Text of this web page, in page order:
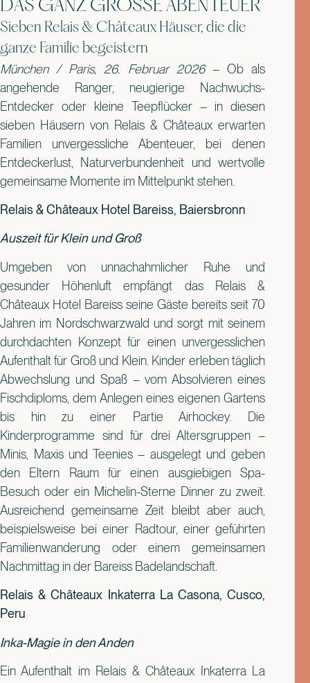
DAS GANZ GROSSE ABENTEUER
Sieben Relais & Châteaux Häuser, die die
ganze Familie begeistern
München / Paris, 26. Februar 2026 – Ob als
angehende Ranger, neugierige Nachwuchs-
Entdecker oder kleine Teepflücker – in diesen
sieben Häusern von Relais & Châteaux erwarten
Familien unvergessliche Abenteuer, bei denen
Entdeckerlust, Naturverbundenheit und wertvolle
gemeinsame Momente im Mittelpunkt stehen.
Relais & Châteaux Hotel Bareiss, Baiersbronn
Auszeit für Klein und Groß
Umgeben von unnachahmlicher Ruhe und
gesunder Höhenluft empfängt das Relais &
Châteaux Hotel Bareiss seine Gäste bereits seit 70
Jahren im Nordschwarzwald und sorgt mit seinem
durchdachten Konzept für einen unvergesslichen
Aufenthalt für Groß und Klein. Kinder erleben täglich
Abwechslung und Spaß – vom Absolvieren eines
Fischdiploms, dem Anlegen eines eigenen Gartens
bis hin zu einer Partie Airhockey. Die
Kinderprogramme sind für drei Altersgruppen –
Minis, Maxis und Teenies – ausgelegt und geben
den Eltern Raum für einen ausgiebigen Spa-
Besuch oder ein Michelin-Sterne Dinner zu zweit.
Ausreichend gemeinsame Zeit bleibt aber auch,
beispielsweise bei einer Radtour, einer geführten
Familienwanderung oder einem gemeinsamen
Nachmittag in der Bareiss Badelandschaft.
Relais & Châteaux Inkaterra La Casona, Cusco,
Peru
Inka-Magie in den Anden
Ein Aufenthalt im Relais & Châteaux Inkaterra La